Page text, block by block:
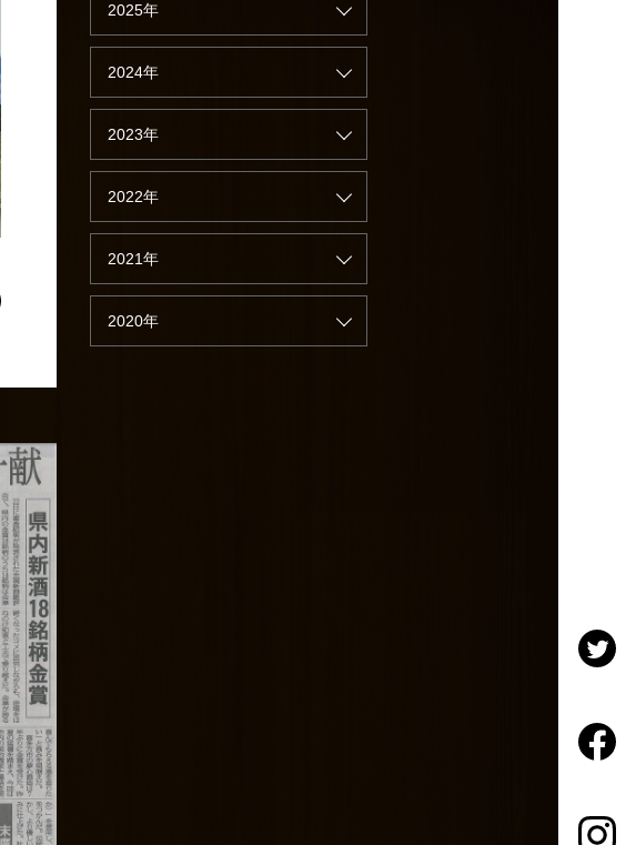
2025年
2024年
2023年
2022年
2021年
2020年